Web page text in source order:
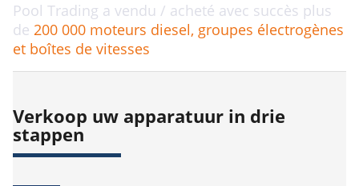
Pool Trading a vendu / acheté avec succès plus
de 200 000 moteurs diesel, groupes électrogènes
et boîtes de vitesses
Verkoop uw apparatuur in drie
stappen